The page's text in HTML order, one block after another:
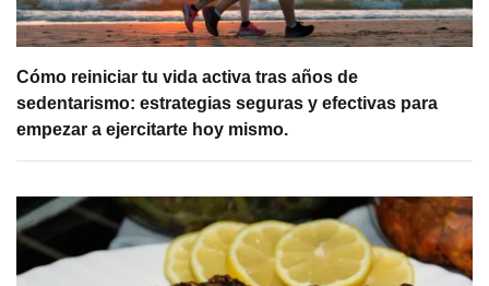
Cómo reiniciar tu vida activa tras años de
sedentarismo: estrategias seguras y efectivas para
empezar a ejercitarte hoy mismo.